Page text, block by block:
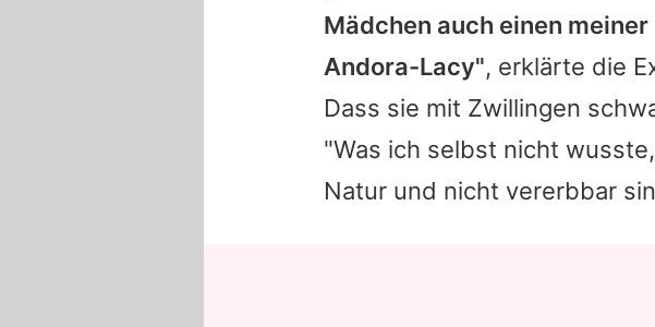
Mädchen auch einen
Andora-Lacy", erklärte die
Dass sie mit Zwillingen
"Was ich selbst nicht
Natur und nicht vererbbar